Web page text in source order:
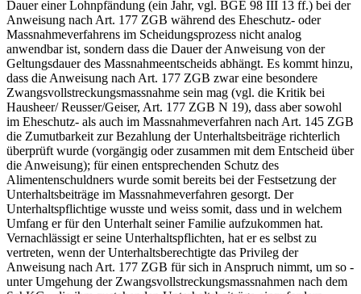
Dauer einer Lohnpfändung (ein Jahr, vgl. BGE 98 III 13 ff.) bei der
Anweisung nach Art. 177 ZGB während des Eheschutz- oder
Massnahmeverfahrens im Scheidungsprozess nicht analog
anwendbar ist, sondern dass die Dauer der Anweisung von der
Geltungsdauer des Massnahmeentscheids abhängt. Es kommt hinzu,
dass die Anweisung nach Art. 177 ZGB zwar eine besondere
Zwangsvollstreckungsmassnahme sein mag (vgl. die Kritik bei
Hausheer/ Reusser/Geiser, Art. 177 ZGB N 19), dass aber sowohl
im Eheschutz- als auch im Massnahmeverfahren nach Art. 145 ZGB
die Zumutbarkeit zur Bezahlung der Unterhaltsbeiträge richterlich
überprüft wurde (vorgängig oder zusammen mit dem Entscheid über
die Anweisung); für einen entsprechenden Schutz des
Alimentenschuldners wurde somit bereits bei der Festsetzung der
Unterhaltsbeiträge im Massnahmeverfahren gesorgt. Der
Unterhaltspflichtige wusste und weiss somit, dass und in welchem
Umfang er für den Unterhalt seiner Familie aufzukommen hat.
Vernachlässigt er seine Unterhaltspflichten, hat er es selbst zu
vertreten, wenn der Unterhaltsberechtigte das Privileg der
Anweisung nach Art. 177 ZGB für sich in Anspruch nimmt, um so -
unter Umgehung der Zwangsvollstreckungsmassnahmen nach dem